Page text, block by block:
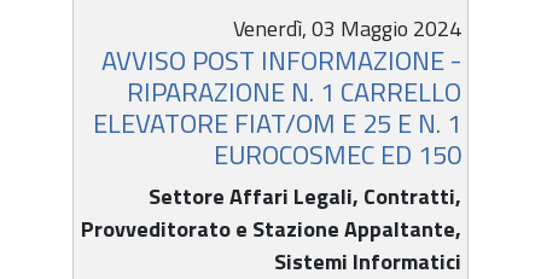
Venerdì, 03 Maggio 2024
AVVISO POST INFORMAZIONE -
RIPARAZIONE N. 1 CARRELLO
ELEVATORE FIAT/OM E 25 E N. 1
EUROCOSMEC ED 150
Settore Affari Legali, Contratti,
Provveditorato e Stazione Appaltante,
Sistemi Informatici